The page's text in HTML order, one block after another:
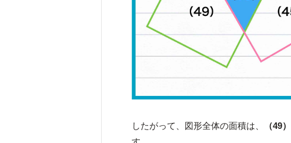
したがって、図形全体の面積は、 （49